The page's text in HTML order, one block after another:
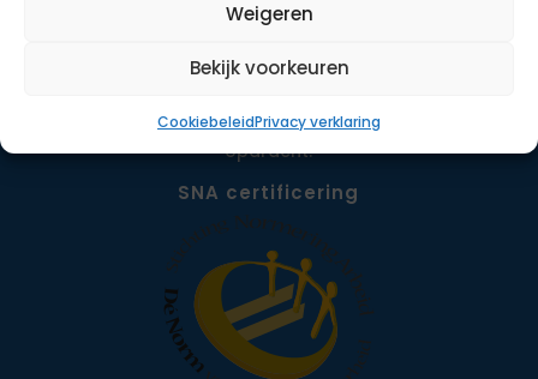
Weigeren
Bekijk voorkeuren
CookiebeleidPrivacy verklaring
Met transparante, eerlijke voorwaarden, slimme
zelfstandigen bij het vinden van een passende
opdracht.
SNA certificering